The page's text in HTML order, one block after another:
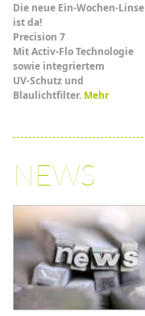
Die neue Ein-Wochen-Linse
ist da!
Precision 7
Mit Activ-Flo Technologie
sowie integriertem
UV-Schutz und
Blaulichtfilter. Mehr
NEWS